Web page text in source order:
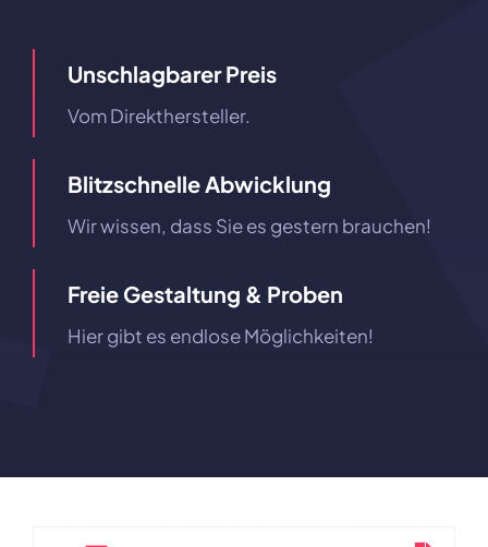
Unschlagbarer Preis
Vom Direkthersteller.
Blitzschnelle Abwicklung
Wir wissen, dass Sie es gestern brauchen!
Freie Gestaltung & Proben
Hier gibt es endlose Möglichkeiten!